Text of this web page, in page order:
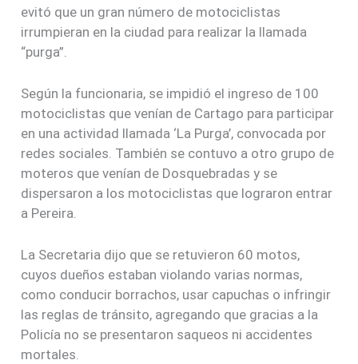
evitó que un gran número de motociclistas
irrumpieran en la ciudad para realizar la llamada
“purga”.
Según la funcionaria, se impidió el ingreso de 100
motociclistas que venían de Cartago para participar
en una actividad llamada ‘La Purga’, convocada por
redes sociales. También se contuvo a otro grupo de
moteros que venían de Dosquebradas y se
dispersaron a los motociclistas que lograron entrar
a Pereira.
La Secretaria dijo que se retuvieron 60 motos,
cuyos dueños estaban violando varias normas,
como conducir borrachos, usar capuchas o infringir
las reglas de tránsito, agregando que gracias a la
Policía no se presentaron saqueos ni accidentes
mortales.